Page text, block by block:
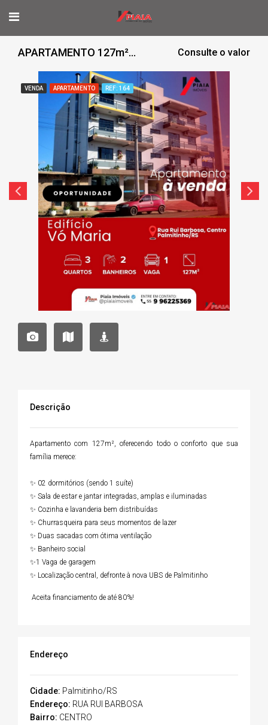
APARTAMENTO 127m²/ 2 QUARTOS Consulte o valor
VENDA APARTAMENTO REF: 164
Descrição
Apartamento com 127m², oferecendo todo o conforto que sua
família merece:
✨ 02 dormitórios (sendo 1 suíte)
✨ Sala de estar e jantar integradas, amplas e iluminadas
✨ Cozinha e lavanderia bem distribuídas
✨ Churrasqueira para seus momentos de lazer
✨ Duas sacadas com ótima ventilação
✨ Banheiro social
✨1 Vaga de garagem
✨ Localização central, defronte à nova UBS de Palmitinho
Aceita financiamento de até 80%!
Endereço
Cidade: Palmitinho/RS
Endereço: RUA RUI BARBOSA
Bairro: CENTRO